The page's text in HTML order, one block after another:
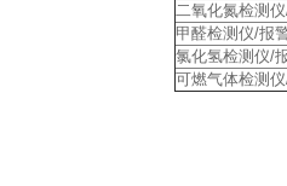
二氧化氮检测
甲醛检测仪/报
氯化氢检测仪/
可燃气体检测